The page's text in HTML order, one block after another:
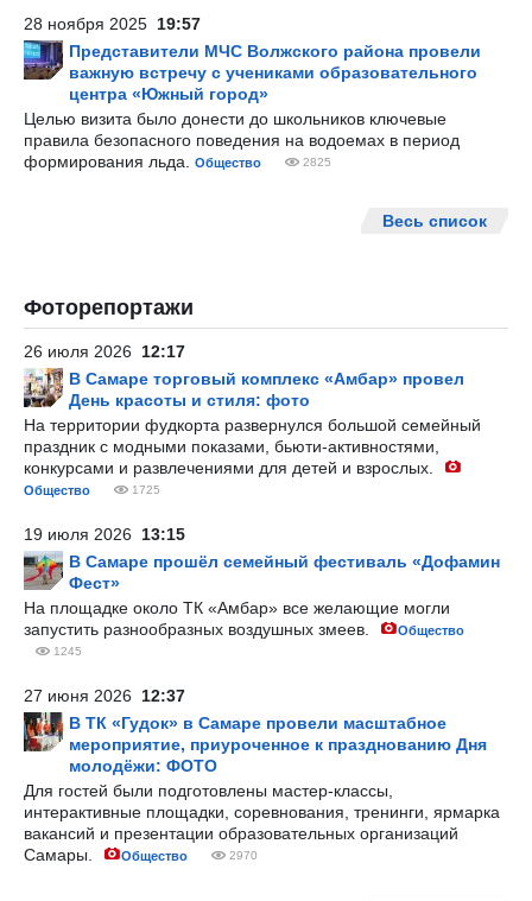
28 ноября 2025 19:57
Представители МЧС Волжского района провели
важную встречу с учениками образовательного
центра «Южный город»
Целью визита было донести до школьников ключевые
правила безопасного поведения на водоемах в период
формирования льда.
Общество 2825
Весь список
Фоторепортажи
26 июля 2026 12:17
В Самаре торговый комплекс «Амбар» провел
День красоты и стиля: фото
На территории фудкорта развернулся большой семейный
праздник с модными показами, бьюти-активностями,
конкурсами и развлечениями для детей и взрослых.
Общество 1725
19 июля 2026 13:15
В Самаре прошёл семейный фестиваль «Дофамин
Фест»
На площадке около ТК «Амбар» все желающие могли
запустить разнообразных воздушных змеев.
Общество
1245
27 июня 2026 12:37
В ТК «Гудок» в Самаре провели масштабное
мероприятие, приуроченное к празднованию Дня
молодёжи: ФОТО
Для гостей были подготовлены мастер-классы,
интерактивные площадки, соревнования, тренинги, ярмарка
вакансий и презентации образовательных организаций
Самары.
Общество 2970